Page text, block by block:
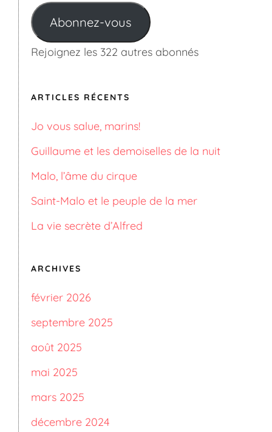
mail
Abonnez-vous
Rejoignez les 322 autres abonnés
ARTICLES RÉCENTS
Jo vous salue, marins!
Guillaume et les demoiselles de la nuit
Malo, l’âme du cirque
Saint-Malo et le peuple de la mer
La vie secrète d’Alfred
ARCHIVES
février 2026
septembre 2025
août 2025
mai 2025
mars 2025
décembre 2024